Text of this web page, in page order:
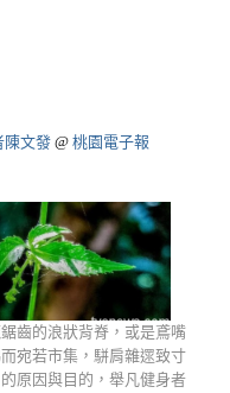
陳文發 @ 桃園電子報
齒的浪狀背脊，或是鳶嘴
宛若市集，駢肩雜遝致寸
原因與目的，舉凡健身者